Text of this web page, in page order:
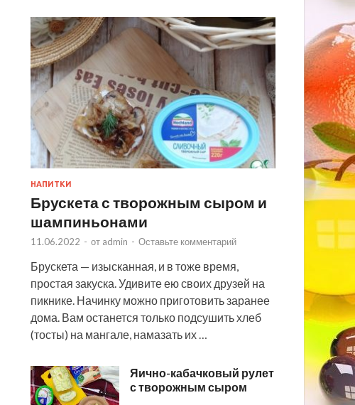
НАПИТКИ
Брускета с творожным сыром и
шампиньонами
11.06.2022 - от admin - Оставьте комментарий
Брускета — изысканная, и в тоже время,
простая закуска. Удивите ею своих друзей на
пикнике. Начинку можно приготовить заранее
дома. Вам останется только подсушить хлеб
(тосты) на мангале, намазать их …
Яично-кабачковый рулет
с творожным сыром